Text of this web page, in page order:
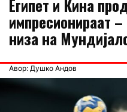
Египет и Кина
импресионираат
низа на
Авор: Душко Андов